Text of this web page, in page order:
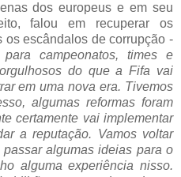
dos europeus e em seu
falou em recuperar os
os escândalos de corrupção -
campeonatos, times e
do que a Fifa vai
em uma nova era. Tivemos
algumas reformas foram
certamente vai implementar
a reputação. Vamos voltar
algumas ideias para o
alguma experiência nisso.